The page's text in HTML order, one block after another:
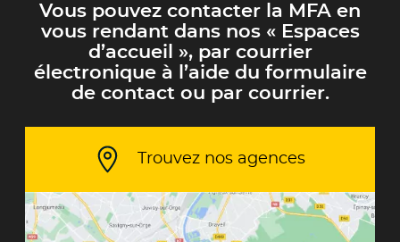
Vous pouvez contacter la MFA en
vous rendant dans nos « Espaces
d’accueil », par courrier
électronique à l’aide du formulaire
de contact ou par courrier.
Trouvez nos agences